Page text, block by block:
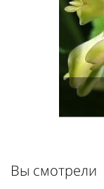
Вы смотрели